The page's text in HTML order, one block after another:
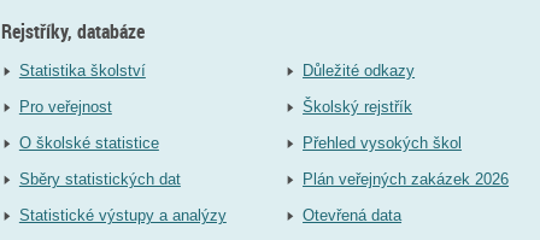
Rejstříky, databáze
Statistika školství
Pro veřejnost
O školské statistice
Sběry statistických dat
Statistické výstupy a analýzy
Důležité odkazy
Školský rejstřík
Přehled vysokých škol
Plán veřejných zakázek 2026
Otevřená data